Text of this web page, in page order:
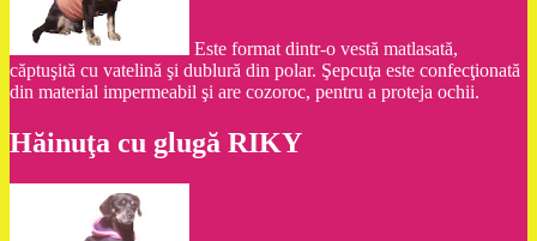
Este format dintr-o vestă matlasată,
căptuşită cu vatelină şi dublură din polar. Şepcuţa este confecţionată
din material impermeabil şi are cozoroc, pentru a proteja ochii.
Hăinuţa cu glugă RIKY